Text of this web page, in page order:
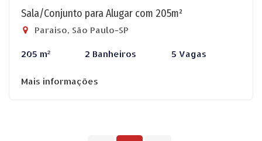
Sala/Conjunto para Alugar com 205m²
Paraíso, São Paulo-SP
205 m² 2 Banheiros 5 Vagas
Mais informações